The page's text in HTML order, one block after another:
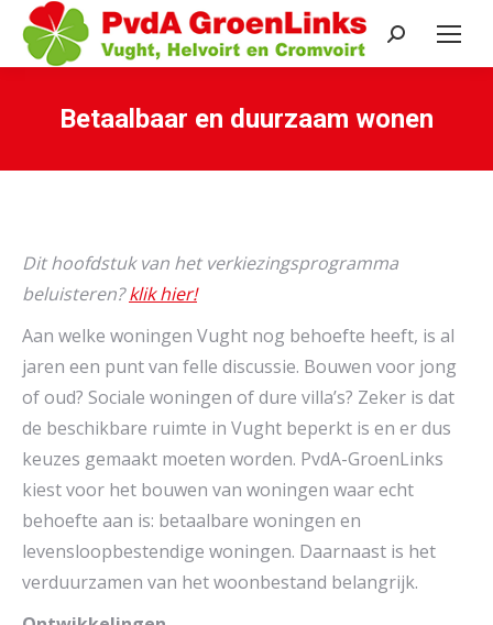
Search:
Betaalbaar en duurzaam wonen
Dit hoofdstuk van het verkiezingsprogramma
beluisteren?klik hier!
Aan welke woningen Vught nog behoefte heeft, is al
jaren een punt van felle discussie. Bouwen voor jong
of oud? Sociale woningen of dure villa’s? Zeker is dat
de beschikbare ruimte in Vught beperkt is en er dus
keuzes gemaakt moeten worden. PvdA-GroenLinks
kiest voor het bouwen van woningen waar echt
behoefte aan is: betaalbare woningen en
levensloopbestendige woningen. Daarnaast is het
verduurzamen van het woonbestand belangrijk.